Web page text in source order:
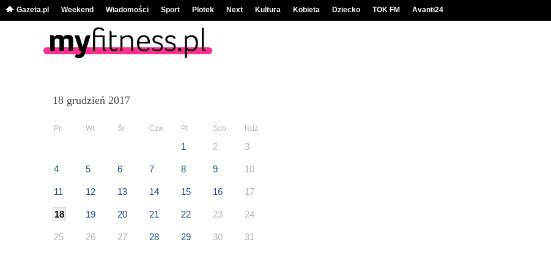
Gazeta.pl Weekend Wiadomości Sport Plotek Next Kultura Kobieta Dziecko TOK FM Avanti24
18 grudzień 2017
Pn Wt Śr Czw Pt Sob Ndz
1 2 3
4 5 6 7 8 9 10
11 12 13 14 15 16 17
18 19 20 21 22 23 24
25 26 27 28 29 30 31